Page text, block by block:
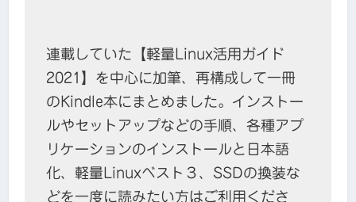
連載していた【軽量Linux活用ガイド
2021】を中心に加筆、再構成して一冊
のKindle本にまとめました。インストー
ルやセットアップなどの手順、各種アプ
リケーションのインストールと日本語
化、軽量Linuxベスト３、SSDの換装な
どを一度に読みたい方はご利用くださ